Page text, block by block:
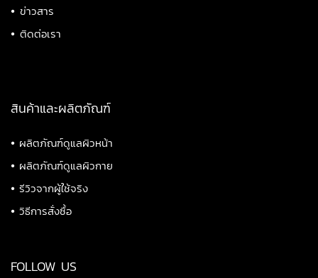
• ข่าวสาร
• ติดต่อเรา
สินค้าและผลิตภัณฑ์
• ผลิตภัณฑ์ดูแลผิวหน้า
• ผลิตภัณฑ์ดูแลผิวกาย
• รีวิวจากผู้ใช้จริง
• วิธีการสั่งซื้อ
FOLLOW US